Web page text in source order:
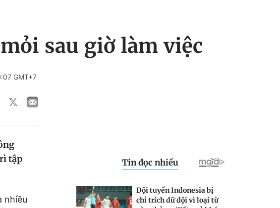
sau giờ làm việc
GMT+7
tập
nhiều